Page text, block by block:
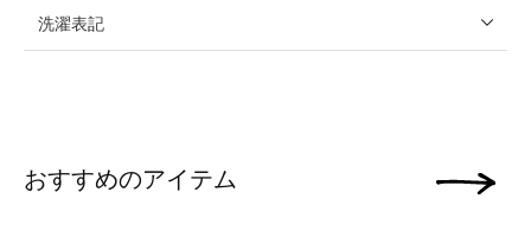
洗濯表記
おすすめのアイテム 次の画像